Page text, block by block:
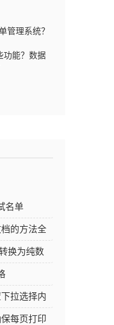
管理系统？
功能？数据
名单
的方法全
换为纯数
拉选择内
每页打印